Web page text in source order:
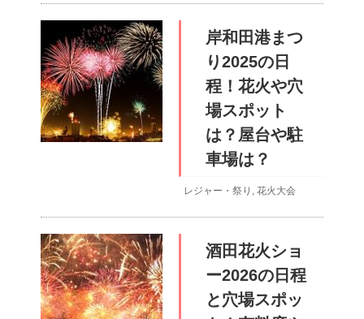
岸和田港まつ
り2025の日
程！花火や穴
場スポット
は？屋台や駐
車場は？
レジャー・祭り , 花火大会
酒田花火ショ
ー2026の日程
と穴場スポッ